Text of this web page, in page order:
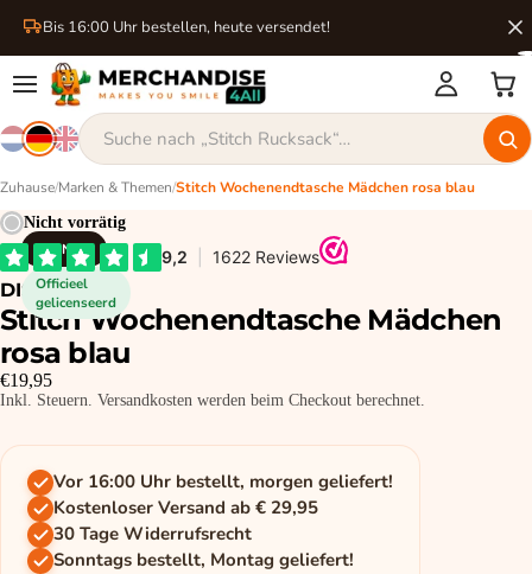
Bis 16:00 Uhr bestellen, heute versendet!
Zuhause/Marken & Themen/Stitch Wochenendtasche Mädchen rosa blau
DISNEY
Officieel
gelicenseerd
Nicht vorrätig
DISNEY
Stitch Wochenendtasche Mädchen
rosa blau
€19,95
Inkl. Steuern. Versandkosten werden beim Checkout berechnet.
Vor 16:00 Uhr bestellt, morgen geliefert!
Kostenloser Versand ab € 29,95
30 Tage Widerrufsrecht
Sonntags bestellt, Montag geliefert!